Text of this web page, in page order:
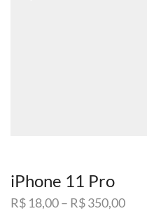
iPhone 11 Pro
R$ 18,00– R$350,00Faixa